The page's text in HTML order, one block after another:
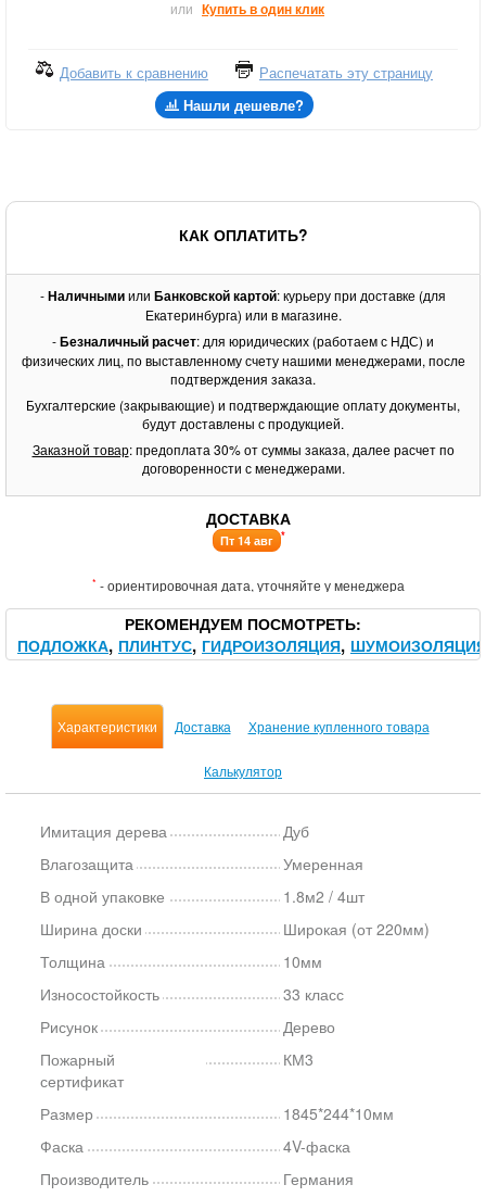
или Купить в один клик
Добавить к сравнению
Распечатать эту страницу
Нашли дешевле?
КАК ОПЛАТИТЬ?
-Наличнымиили Банковской картой: курьеру при доставке (для
Екатеринбурга) или в магазине.
-Безналичный расчет: для юридических (работаем с НДС) и
физических лиц, по выставленному счету нашими менеджерами, после
подтверждения заказа.
Бухгалтерские (закрывающие) и подтверждающие оплату документы,
будут доставлены с продукцией.
Заказной товар: предоплата 30% от суммы заказа, далее расчет по
договоренности с менеджерами.
ДОСТАВКА
Пт 14 авг *
* - ориентировочная дата, уточняйте у менеджера
РЕКОМЕНДУЕМ ПОСМОТРЕТЬ
ПОДЛОЖКА ПЛИНТУС ГИДРОИЗОЛЯЦИЯ ШУМОИЗОЛЯЦИЯ
Характеристики Доставка Хранение купленного товара
Калькулятор
Имитация дерева
Дуб
Влагозащита
Умеренная
В одной упаковке
1.8м2 / 4шт
Ширина доски
Широкая (от 220мм)
Толщина
10мм
Износостойкость
33 класс
Рисунок
Дерево
Пожарный
сертификат
КМ3
Размер
1845*244*10мм
Фаска
4V-фаска
Производитель
Германия